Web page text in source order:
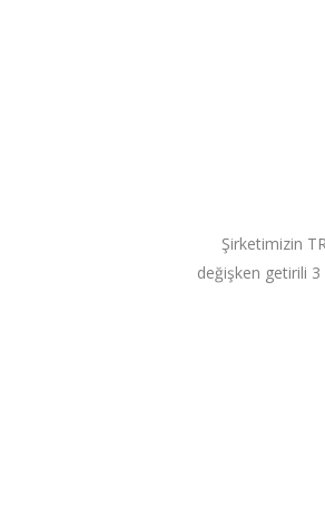
Şirketimizin
değişken getirili